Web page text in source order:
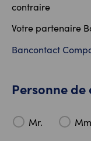
contraire
Votre partenaire
Bancontact
Personne
Mr.